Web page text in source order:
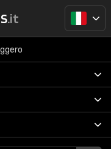
.it